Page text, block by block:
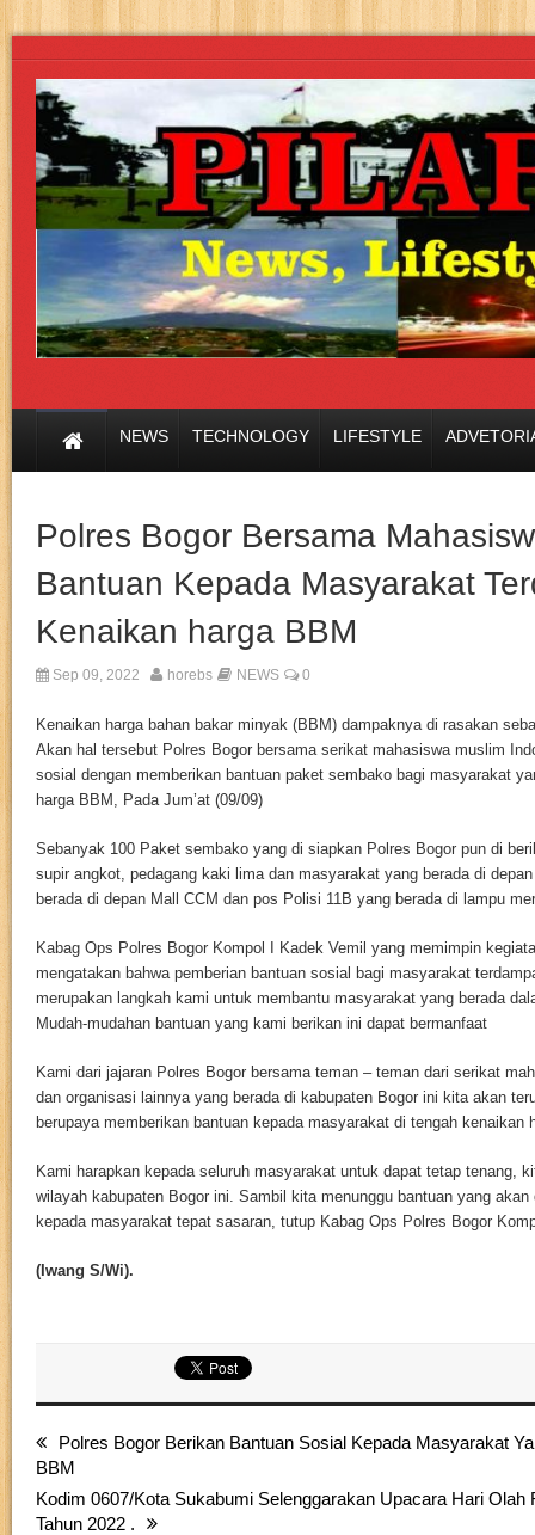
NEWS TECHNOLOGY LIFESTYLE
Polres Bogor Bersama
Bantuan Kepada Masyarakat
Kenaikan harga BBM
Sep 09, 2022 horebs NEWS 0
Kenaikan harga bahan bakar minyak (BBM) dampaknya di rasakan
Akan hal tersebut Polres Bogor bersama serikat mahasiswa muslim
sosial dengan memberikan bantuan paket sembako bagi masyarakat
harga BBM, Pada Jum’at (09/09)
Sebanyak 100 Paket sembako yang di siapkan Polres Bogor pun di
supir angkot, pedagang kaki lima dan masyarakat yang berada di
berada di depan Mall CCM dan pos Polisi 11B yang berada di lampu
Kabag Ops Polres Bogor Kompol I Kadek Vemil yang memimpin
mengatakan bahwa pemberian bantuan sosial bagi masyarakat
merupakan langkah kami untuk membantu masyarakat yang berada
Mudah-mudahan bantuan yang kami berikan ini dapat bermanfaat
Kami dari jajaran Polres Bogor bersama teman – teman dari serikat
dan organisasi lainnya yang berada di kabupaten Bogor ini kita akan
berupaya memberikan bantuan kepada masyarakat di tengah kenaikan
Kami harapkan kepada seluruh masyarakat untuk dapat tetap tenang,
wilayah kabupaten Bogor ini. Sambil kita menunggu bantuan yang akan
kepada masyarakat tepat sasaran, tutup Kabag Ops Polres Bogor
(Iwang S/Wi).
Polres Bogor Berikan Bantuan Sosial Kepada Masyarakat
BBM
Kodim 0607/Kota Sukabumi Selenggarakan Upacara Hari Olah
Tahun 2022 .